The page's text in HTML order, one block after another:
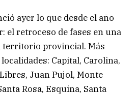
ayer lo que desde el año
el retroceso de fases en una
territorio provincial. Más
Capital, Carolina,
Juan Pujol, Monte
Rosa, Esquina, Santa